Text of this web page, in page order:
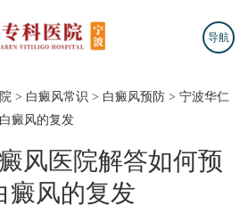
导航
> 白癜风常识 > 白癜风预防 > 宁波华仁
癜风的复发
风医院解答如何预
癜风的复发